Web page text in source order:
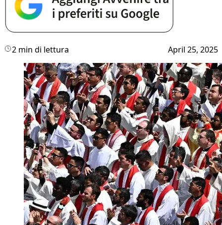
2 min di lettura April 25, 2025